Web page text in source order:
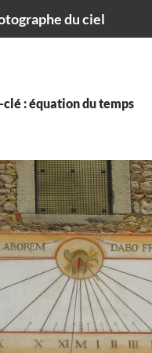
du ciel
: équation du temps